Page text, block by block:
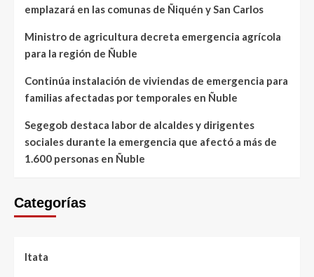
emplazará en las comunas de Ñiquén y San Carlos
Ministro de agricultura decreta emergencia agrícola
para la región de Ñuble
Continúa instalación de viviendas de emergencia para
familias afectadas por temporales en Ñuble
Segegob destaca labor de alcaldes y dirigentes
sociales durante la emergencia que afectó a más de
1.600 personas en Ñuble
Categorías
Itata